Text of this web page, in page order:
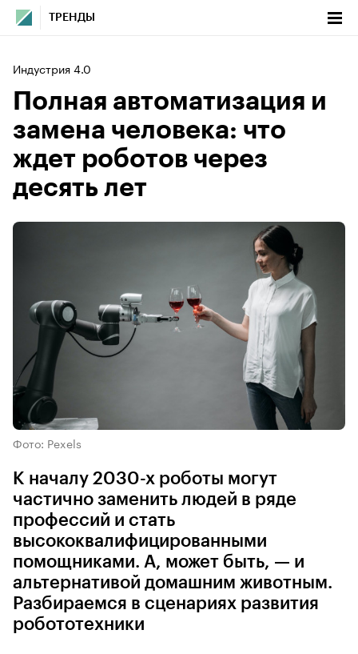
ТРЕНДЫ
Индустрия 4.0
Полная автоматизация и
замена человека: что
ждет роботов через
десять лет
Фото: Pexels
К началу 2030-х роботы могут
частично заменить людей в ряде
профессий и стать
высококвалифицированными
помощниками. А, может быть, — и
альтернативой домашним животным.
Разбираемся в сценариях развития
робототехники